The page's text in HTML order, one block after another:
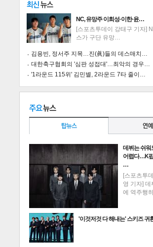
기
NC, 유망주 이희성·이한·윤…
[스포츠투데이 강태구 기자]
스가 구단 유망…
김용빈, 정서주 지목…진(眞)들의 데스매치…
대한축구협회의 '심판 성접대'…최악의 경우…
'1라운드 115위' 김민별, 2라운드 7타 줄이…
데뷔는 쉬워
어렵다…K
…
[스포츠투
영 기자] 데
에 역주행
'이것저것 다 해내는' 스키즈